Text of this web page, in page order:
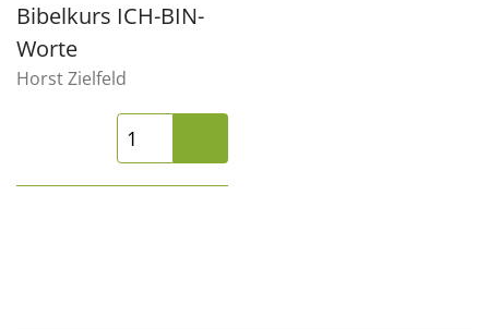
Bibelkurs ICH-BIN-
Worte
Horst Zielfeld